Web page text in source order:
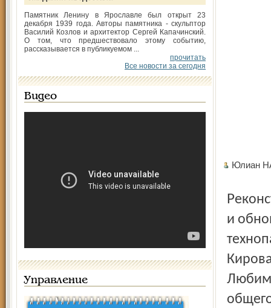
Памятник Ленину в Ярославле был открыт 23
декабря 1939 года. Авторы памятника - скульптор
Василий Козлов и архитектор Сергей Капачинский.
О том, что предшествовало этому событию,
рассказывается в публикуемом ...
прочитать
Все новости за сегодня
Видео
Управление
Юлиан
Реконструированные цеха Ярославского шинного завода
и